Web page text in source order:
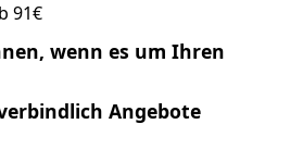
91€
wenn es um Ihren
Angebote